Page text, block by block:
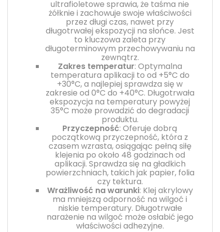
ultrafioletowe sprawia, że taśma nie
żółknie i zachowuje swoje właściwości
przez długi czas, nawet przy
długotrwałej ekspozycji na słońce. Jest
to kluczowa zaleta przy
długoterminowym przechowywaniu na
zewnątrz.
Zakres temperatur: Optymalna
temperatura aplikacji to od +5°C do
+30°C, a najlepiej sprawdza się w
zakresie od 0°C do +40°C. Długotrwała
ekspozycja na temperatury powyżej
35°C może prowadzić do degradacji
produktu.
Przyczepność: Oferuje dobrą
początkową przyczepność, która z
czasem wzrasta, osiągając pełną siłę
klejenia po około 48 godzinach od
aplikacji. Sprawdza się na gładkich
powierzchniach, takich jak papier, folia
czy tektura.
Wrażliwość na warunki: Klej akrylowy
ma mniejszą odporność na wilgoć i
niskie temperatury. Długotrwałe
narażenie na wilgoć może osłabić jego
właściwości adhezyjne.